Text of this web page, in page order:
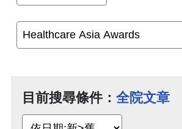
目前搜尋條件： 全院文章